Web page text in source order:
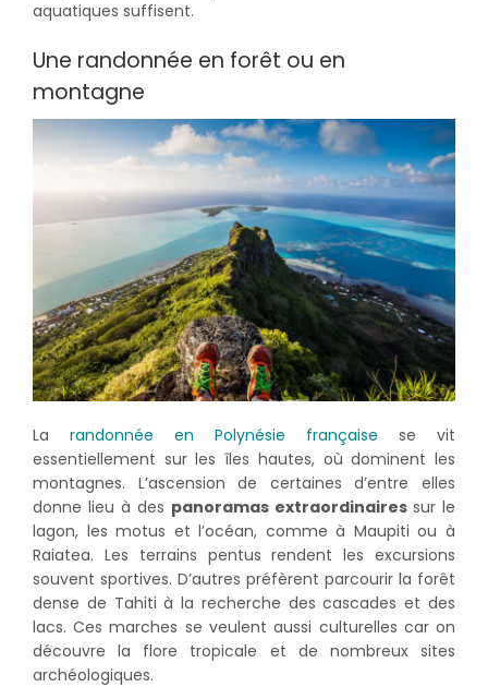
aquatiques suffisent.
Une randonnée en forêt ou en
montagne
La randonnée en Polynésie française se vit
essentiellement sur les îles hautes, où dominent les
montagnes. L’ascension de certaines d’entre elles
donne lieu à des panoramas extraordinaires sur le
lagon, les motus et l’océan, comme à Maupiti ou à
Raiatea. Les terrains pentus rendent les excursions
souvent sportives. D’autres préfèrent parcourir la forêt
dense de Tahiti à la recherche des cascades et des
lacs. Ces marches se veulent aussi culturelles car on
découvre la flore tropicale et de nombreux sites
archéologiques.